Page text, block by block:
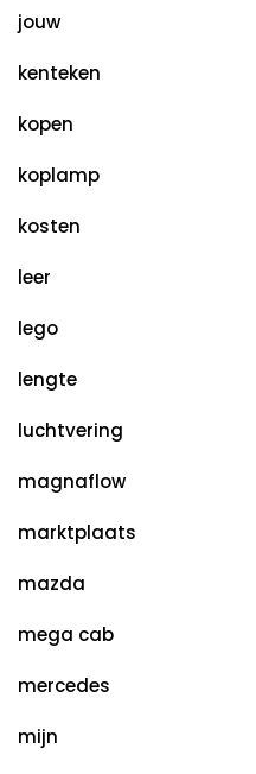
jouw
kenteken
kopen
koplamp
kosten
leer
lego
lengte
luchtvering
magnaflow
marktplaats
mazda
mega cab
mercedes
mijn